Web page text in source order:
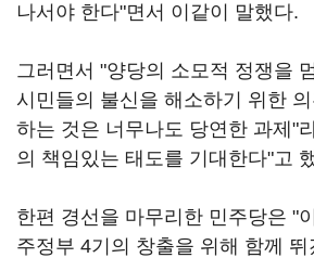
나서야 한다"면서 이같이 말했다.
그러면서 "양당의 소모적 정쟁을
시민들의 불신을 해소하기 위한
하는 것은 너무나도 당연한 과제"
의 책임있는 태도를 기대한다"고
한편 경선을 마무리한 민주당은 "
주정부 4기의 창출을 위해 함께